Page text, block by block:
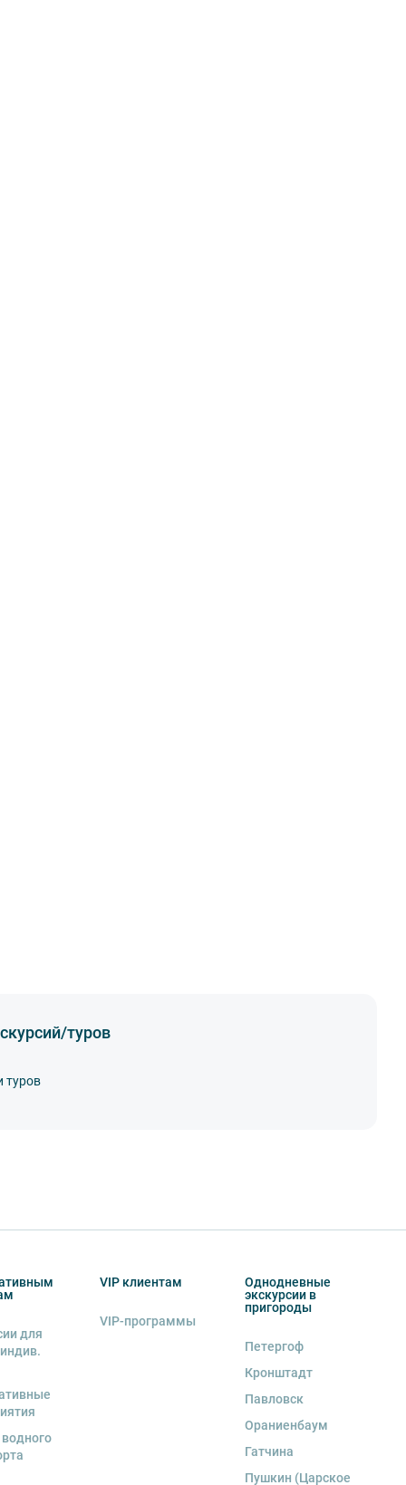
туров
туров
для
VIP клиентам
VIP-программы
Однодневные
экскурсии в
пригороды
Петергоф
Кронштадт
Павловск
Ораниенбаум
Гатчина
Пушкин (Царское